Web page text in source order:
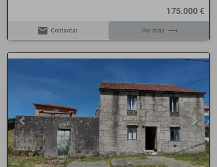
175.000 €
email Contactar Ver más trending_flat
Previous Next